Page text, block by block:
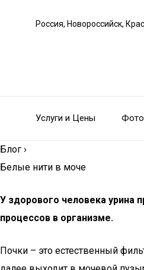
Россия, Новороссийск,
Услуги и Цены Фото
Блог ›
Белые нити в моче
У здорового человека урина
процессов в организме.
Почки – это естественный